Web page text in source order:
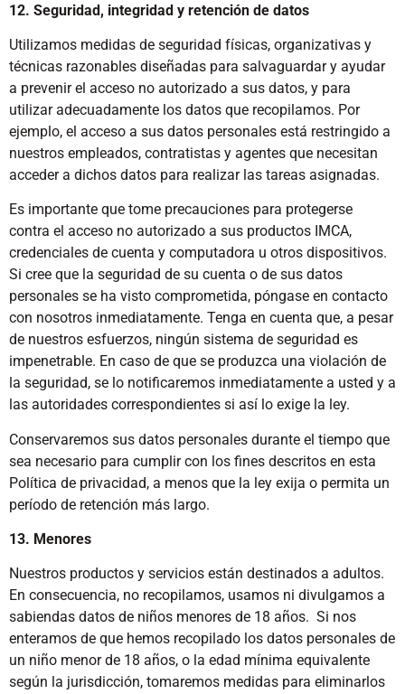
12. Seguridad, integridad y retención de datos
Utilizamos medidas de seguridad físicas, organizativas y
técnicas razonables diseñadas para salvaguardar y ayudar
a prevenir el acceso no autorizado a sus datos, y para
utilizar adecuadamente los datos que recopilamos. Por
ejemplo, el acceso a sus datos personales está restringido a
nuestros empleados, contratistas y agentes que necesitan
acceder a dichos datos para realizar las tareas asignadas.
Es importante que tome precauciones para protegerse
contra el acceso no autorizado a sus productos IMCA,
credenciales de cuenta y computadora u otros dispositivos.
Si cree que la seguridad de su cuenta o de sus datos
personales se ha visto comprometida, póngase en contacto
con nosotros inmediatamente. Tenga en cuenta que, a pesar
de nuestros esfuerzos, ningún sistema de seguridad es
impenetrable. En caso de que se produzca una violación de
la seguridad, se lo notificaremos inmediatamente a usted y a
las autoridades correspondientes si así lo exige la ley.
Conservaremos sus datos personales durante el tiempo que
sea necesario para cumplir con los fines descritos en esta
Política de privacidad, a menos que la ley exija o permita un
período de retención más largo.
13. Menores
Nuestros productos y servicios están destinados a adultos.
En consecuencia, no recopilamos, usamos ni divulgamos a
sabiendas datos de niños menores de 18 años. Si nos
enteramos de que hemos recopilado los datos personales de
un niño menor de 18 años, o la edad mínima equivalente
según la jurisdicción, tomaremos medidas para eliminarlos